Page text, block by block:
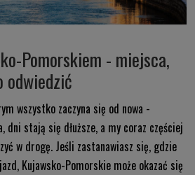
Pomorskiem - miejsca,
wszystko zaczyna się od nowa -
dni stają się dłuższe, a my coraz częściej
w drogę. Jeśli zastanawiasz się, gdzie
Kujawsko-Pomorskie może okazać się